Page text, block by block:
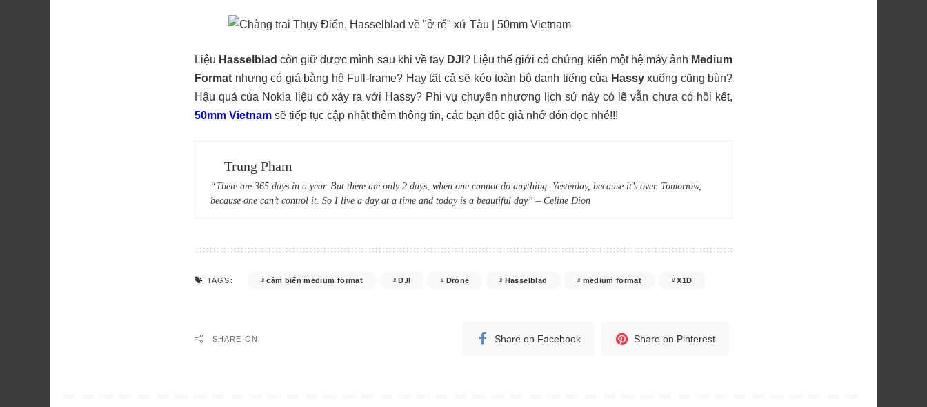
Liệu Hasselblad còn giữ được mình sau khi về tay DJI ? Liệu thế giới có chứng kiến một hệ máy ảnh Medium
Format nhưng có giá bằng hệ Full-frame? Hay tất cả sẽ kéo toàn bộ danh tiếng của Hassyxuống cũng bùn?
Hậu quả của Nokia liệu có xảy ra với Hassy? Phi vụ chuyển nhượng lịch sử này có lẽ vẫn chưa có hồi kết,
50mm Vietnam sẽ tiếp tục cập nhật thêm thông tin, các bạn độc giả nhớ đón đọc nhé!!!
Trung Pham
“There are 365 days in a year. But there are only 2 days, when one cannot do anything. Yesterday, because it’s over. Tomorrow,
because one can’t control it. So I live a day at a time and today is a beautiful day” – Celine Dion
TAGS: cảm biến medium format DJI Drone Hasselblad medium format X1D
SHARE ON Share on Facebook Share on Pinterest